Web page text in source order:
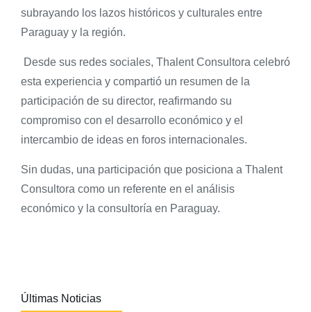
subrayando los lazos históricos y culturales entre
Paraguay y la región.
Desde sus redes sociales, Thalent Consultora celebró
esta experiencia y compartió un resumen de la
participación de su director, reafirmando su
compromiso con el desarrollo económico y el
intercambio de ideas en foros internacionales.
Sin dudas, una participación que posiciona a Thalent
Consultora como un referente en el análisis
económico y la consultoría en Paraguay.
Últimas Noticias